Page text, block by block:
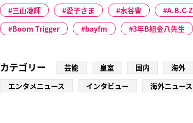
三山凌輝 愛子さま 水谷豊 A.B.C-Z
Boom Trigger
bayfm 3年B組金八先生
カテゴリー 芸能 皇室 国内 海外
エンタメニュース
インタビュー 海外ニュース